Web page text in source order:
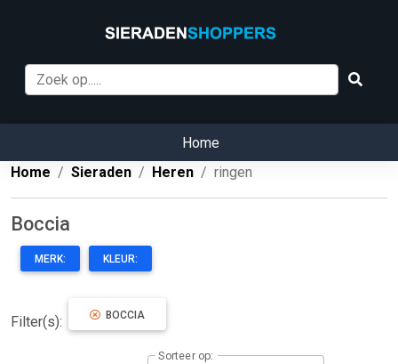
Home
Home
Sieraden Heren ringen
Boccia
MERK: KLEUR:
Filter(s): BOCCIA
Sorteer op: